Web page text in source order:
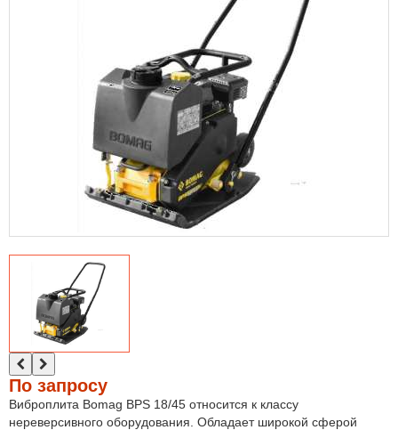
По запросу
Виброплита Bomag BPS 18/45 относится к классу
нереверсивного оборудования. Обладает широкой сферой